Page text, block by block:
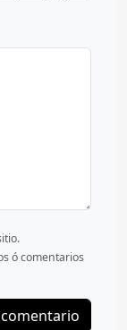
ó comentarios